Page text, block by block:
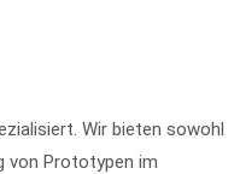
Wir bieten sowohl
von Prototypen im